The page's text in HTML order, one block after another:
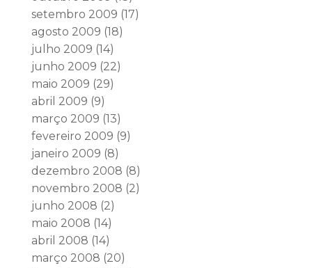
setembro 2009 (17)
agosto 2009 (18)
julho 2009 (14)
junho 2009 (22)
maio 2009 (29)
abril 2009 (9)
março 2009 (13)
fevereiro 2009 (9)
janeiro 2009 (8)
dezembro 2008 (8)
novembro 2008 (2)
junho 2008 (2)
maio 2008 (14)
abril 2008 (14)
março 2008 (20)